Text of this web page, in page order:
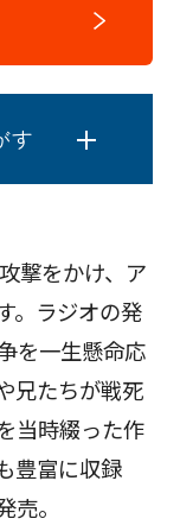
す
撃をかけ、ア
。ラジオの発
を一生懸命応
兄たちが戦死
当時綴った作
豊富に収録
。